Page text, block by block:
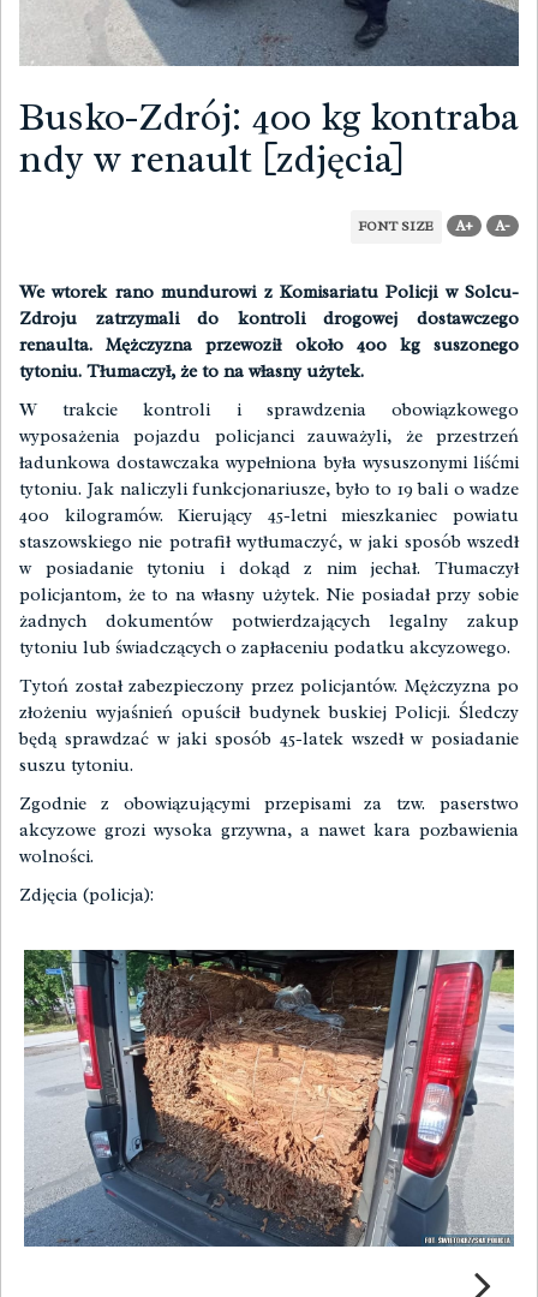
Busko-Zdrój: 400 kg kontraba
ndy w renault [zdjęcia]
FONT SIZE A+ A-
We wtorek rano mundurowi z Komisariatu Policji w Solcu-
Zdroju zatrzymali do kontroli drogowej dostawczego
renaulta. Mężczyzna przewoził około 400 kg suszonego
tytoniu. Tłumaczył, że to na własny użytek.
W trakcie kontroli i sprawdzenia obowiązkowego
wyposażenia pojazdu policjanci zauważyli, że przestrzeń
ładunkowa dostawczaka wypełniona była wysuszonymi liśćmi
tytoniu. Jak naliczyli funkcjonariusze, było to 19 bali o wadze
400 kilogramów. Kierujący 45-letni mieszkaniec powiatu
staszowskiego nie potrafił wytłumaczyć, w jaki sposób wszedł
w posiadanie tytoniu i dokąd z nim jechał. Tłumaczył
policjantom, że to na własny użytek. Nie posiadał przy sobie
żadnych dokumentów potwierdzających legalny zakup
tytoniu lub świadczących o zapłaceniu podatku akcyzowego.
Tytoń został zabezpieczony przez policjantów. Mężczyzna po
złożeniu wyjaśnień opuścił budynek buskiej Policji. Śledczy
będą sprawdzać w jaki sposób 45-latek wszedł w posiadanie
suszu tytoniu.
Zgodnie z obowiązującymi przepisami za tzw. paserstwo
akcyzowe grozi wysoka grzywna, a nawet kara pozbawienia
wolności.
Zdjęcia (policja):